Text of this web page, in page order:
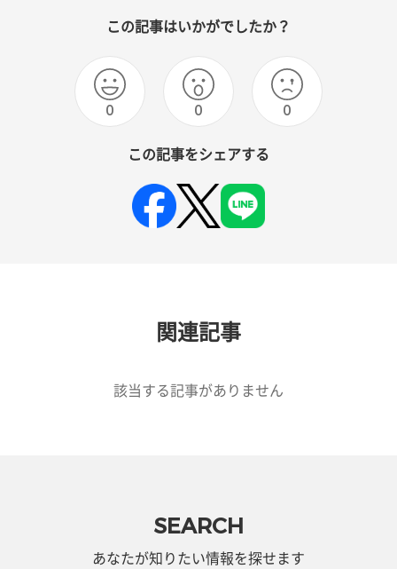
この記事はいかがでしたか？
0 0 0
この記事をシェアする
関連記事
該当する記事がありません
SEARCH
あなたが知りたい情報を探せます